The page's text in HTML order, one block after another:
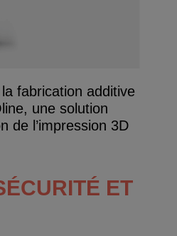
fabrication additive
une solution
de l’impression 3D
ET